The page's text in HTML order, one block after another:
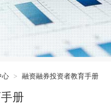
心 > 融资融券投资者教育手册
册